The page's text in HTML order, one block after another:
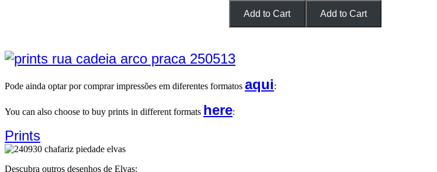
Add to Cart Add to Cart
Pode ainda optar por comprar impressões em diferentes formatos aqui:
You can also choose to buy prints in different formats here:
Prints
Descubra outros desenhos de Elvas: